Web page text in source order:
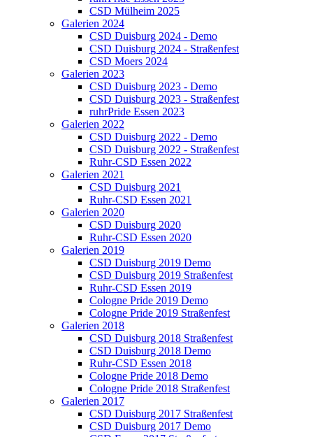
CSD Mülheim 2025
Galerien 2024
CSD Duisburg 2024 - Demo
CSD Duisburg 2024 - Straßenfest
CSD Moers 2024
Galerien 2023
CSD Duisburg 2023 - Demo
CSD Duisburg 2023 - Straßenfest
ruhrPride Essen 2023
Galerien 2022
CSD Duisburg 2022 - Demo
CSD Duisburg 2022 - Straßenfest
Ruhr-CSD Essen 2022
Galerien 2021
CSD Duisburg 2021
Ruhr-CSD Essen 2021
Galerien 2020
CSD Duisburg 2020
Ruhr-CSD Essen 2020
Galerien 2019
CSD Duisburg 2019 Demo
CSD Duisburg 2019 Straßenfest
Ruhr-CSD Essen 2019
Cologne Pride 2019 Demo
Cologne Pride 2019 Straßenfest
Galerien 2018
CSD Duisburg 2018 Straßenfest
CSD Duisburg 2018 Demo
Ruhr-CSD Essen 2018
Cologne Pride 2018 Demo
Cologne Pride 2018 Straßenfest
Galerien 2017
CSD Duisburg 2017 Straßenfest
CSD Duisburg 2017 Demo